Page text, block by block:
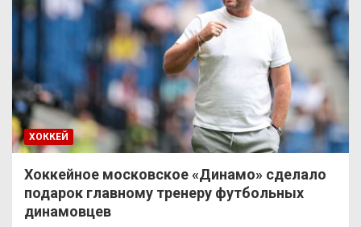
ХОККЕЙ
Хоккейное московское «Динамо» сделало
подарок главному тренеру футбольных
динамовцев